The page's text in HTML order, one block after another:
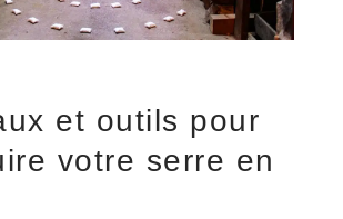
et outils pour
votre serre en